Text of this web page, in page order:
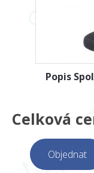
Popis
Celková
Objednat